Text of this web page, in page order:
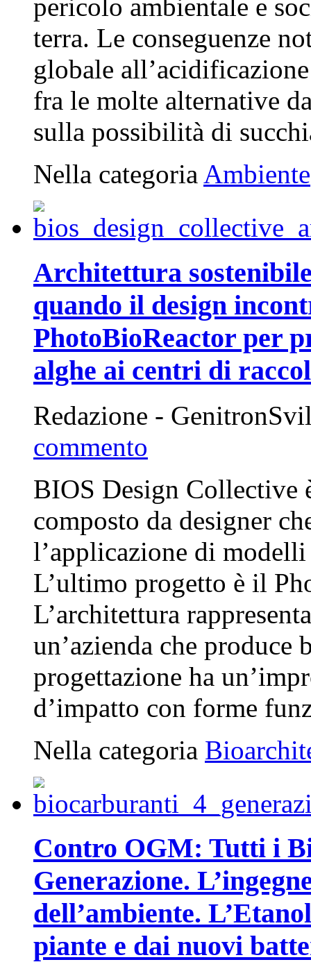
pericolo ambientale e
terra. Le conseguenze
globale
fra le molte alternative
sulla possibilità di
Nella categoria Ambiente
Architettura
quando il design
PhotoBioReactor per
alghe ai centri di
Redazione -
commento
BIOS Design Collective
composto da designer
l’applicazione di
L’ultimo progetto è il
L’architettura
un’azienda che
progettazione ha
d’impatto con forme
Nella categoria
Contro OGM: Tutti i
Generazione.
dell’ambiente.
piante e dai nuovi